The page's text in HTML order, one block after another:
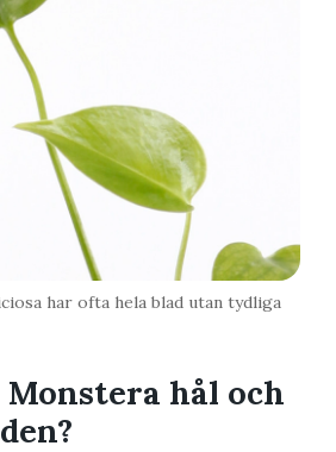
har ofta hela blad utan tydliga
hål och